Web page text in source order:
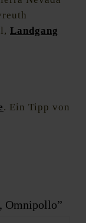
Landgang
. Ein Tipp von
Omnipollo”